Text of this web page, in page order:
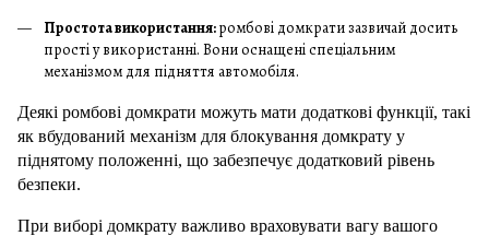
Простота використання:ромбові домкрати зазвичай досить
прості у використанні. Вони оснащені спеціальним
механізмом для підняття автомобіля.
Деякі ромбові домкрати можуть мати додаткові функції, такі
як вбудований механізм для блокування домкрату у
піднятому положенні, що забезпечує додатковий рівень
безпеки.
При виборі домкрату важливо враховувати вагу вашого